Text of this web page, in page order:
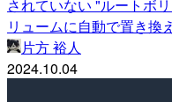
されていない "ルートボ
リュームに自動で置き換
片方 裕人
2024.10.04